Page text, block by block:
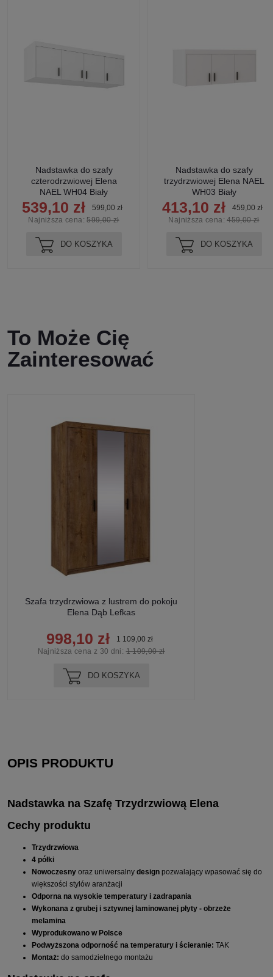
Nadstawka do szafy
czterodrzwiowej Elena
NAEL WH04 Biały
599,00 zł
539,10 zł
Najniższa cena:599,00 zł
DO KOSZYKA
Nadstawka do szafy
trzydrzwiowej Elena NAEL
WH03 Biały
459,00 zł
413,10 zł
Najniższa cena:459,00 zł
DO KOSZYKA
To Może Cię
Zainteresować
Szafa trzydrzwiowa z lustrem do pokoju
Elena Dąb Lefkas
1 109,00 zł
998,10 zł
Najniższa cena z 30 dni:1 109,00 zł
DO KOSZYKA
OPIS PRODUKTU
Nadstawka na Szafę Trzydrzwiową Elena
Cechy produktu
Trzydrzwiowa
4 półki
Nowoczesny oraz uniwersalny design pozwalający wpasować się do
większości stylów aranżacji
Odporna na wysokie temperatury i zadrapania
Wykonana z grubej i sztywnej laminowanej płyty - obrzeże
melamina
Wyprodukowano w Polsce
Podwyższona odporność na temperatury i ścieranie: TAK
Montaż: do samodzielnego montażu